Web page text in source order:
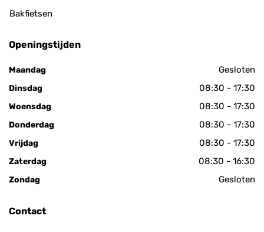
Bakfietsen
Openingstijden
Maandag Gesloten
Dinsdag 08:30 - 17:30
Woensdag 08:30 - 17:30
Donderdag 08:30 - 17:30
Vrijdag 08:30 - 17:30
Zaterdag 08:30 - 16:30
Zondag Gesloten
Contact